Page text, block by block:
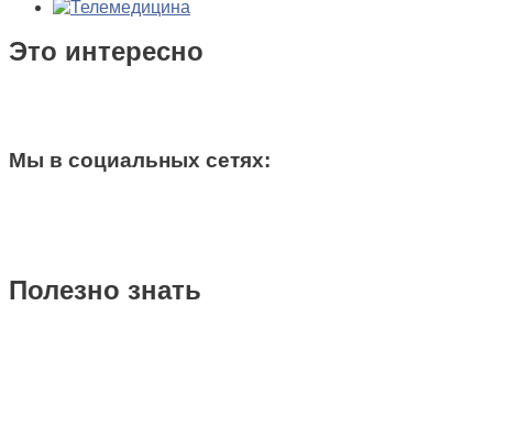
Это интересно
Мы в социальных сетях:
Полезно знать